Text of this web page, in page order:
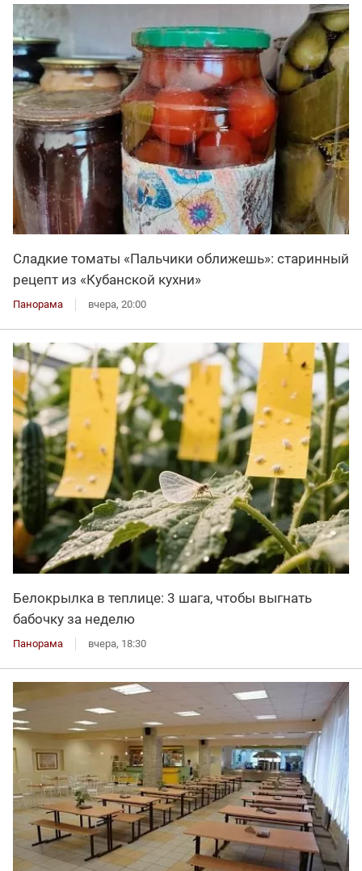
Сладкие томаты «Пальчики оближешь»: старинный
рецепт из «Кубанской кухни»
Панорама вчера, 20:00
Белокрылка в теплице: 3 шага, чтобы выгнать
бабочку за неделю
Панорама вчера, 18:30